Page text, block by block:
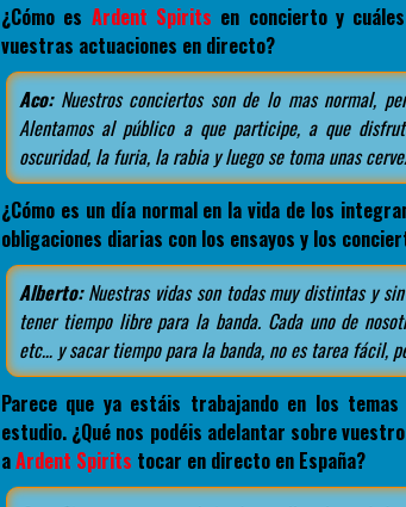
¿Cómo es Ardent Spirits en concierto y
vuestras actuaciones en directo?
Aco:Nuestros conciertos son de lo mas normal,
Alentamos al público a que participe, a que
oscuridad, la furia, la rabia y luego se toma unas
¿Cómo es un día normal en la vida de los
obligaciones diarias con los ensayos y los
Alberto:Nuestras vidas son todas muy distintas y
tener tiempo libre para la banda. Cada uno de
etc… y sacar tiempo para la banda, no es tarea fácil,
Parece que ya estáis trabajando en los
estudio. ¿Qué nos podéis adelantar sobre
aArdent Spirits tocar en directo en España?